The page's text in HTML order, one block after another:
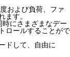
および負荷、ファ
ます。
にさまざまなデー
ロールすることがで
ドして、自由に